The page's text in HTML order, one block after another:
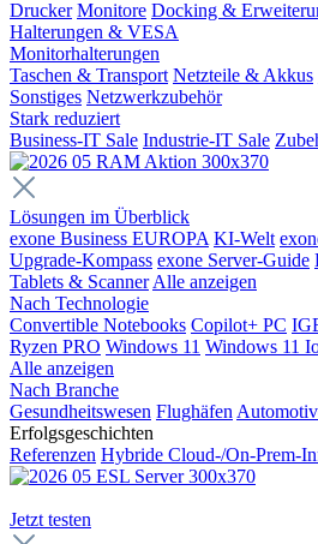
Drucker Monitore Docking &
Halterungen & VESA
Monitorhalterungen
Taschen & Transport Netzteile & Akkus
Sonstiges Netzwerkzubehör
Stark reduziert
Business-IT Sale Industrie-IT Sale
Lösungen im Überblick
exone Business EUROPA KI-Welt
Upgrade-Kompass exone Server-Guide
Tablets & Scanner Alle anzeigen
Nach Technologie
Convertible Notebooks Copilot+ PC
Ryzen PRO Windows 11 Windows 11
Alle anzeigen
Nach Branche
Gesundheitswesen Flughäfen
Erfolgsgeschichten
Referenzen Hybride Cloud-/On-Prem-
Jetzt testen